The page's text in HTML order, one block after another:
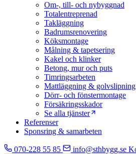
Om-, till- och nybyggnad
Totalentreprenad
Takläggning
Badrumsrenovering
Köksmontage
Målning & tapetsering
Kakel och klinker
Betong, mur och puts
Timringsarbeten
Mattläggning & golvslipning
Dörr- och fönstermontage
Försäkringsskador
Se alla tjänster
Referenser
Sponsring & samarbeten
070-228 55 85 info@sthbygg.se